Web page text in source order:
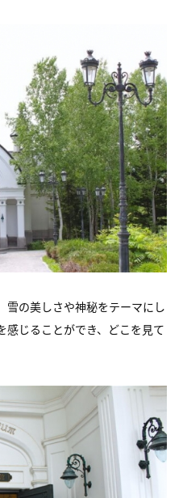
雪の美しさや神秘をテーマにし
感じることができ、どこを見て